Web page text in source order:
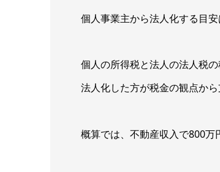
個人事業主から法人化する目安
個人の所得税と法人の法人税
法人化した方が税金の観点か
概算では、不動産収入で800万